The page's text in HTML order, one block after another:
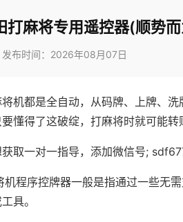
打麻将专用遥控器(顺势
发布时间：2026年08月07日
机都是全自动，从码牌、上牌、
懂得了这破绽，打麻将时就可能转
取一对一指导，添加微信号;
程序控牌器一般是指通过一些无
具。